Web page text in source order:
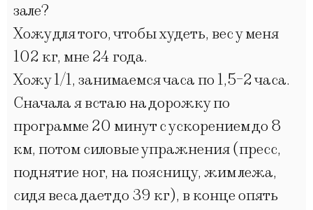
зале?
Хожу для того, чтобы худеть, вес у меня
102 кг, мне 24 года.
Хожу 1/1, занимаемся часа по 1,5-2 часа.
Сначала я встаю на дорожку по
программе 20 минут с ускорением до 8
км, потом силовые упражнения (пресс,
поднятие ног, на поясницу, жим лежа,
сидя веса дает до 39 кг), в конце опять